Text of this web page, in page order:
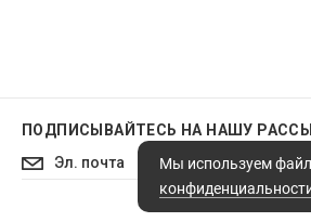
Мы используем
ПОДПИСЫВАЙТЕСЬ НА НАШУ